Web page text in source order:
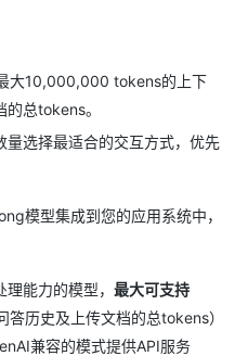
大10,000,000 tokens的上下
总tokens。
量选择最适合的交互方式，优先
模型集成到您的应用系统中，
能力的模型， 最大可支持
答历史及上传文档的总tokens）
兼容的模式提供API服务